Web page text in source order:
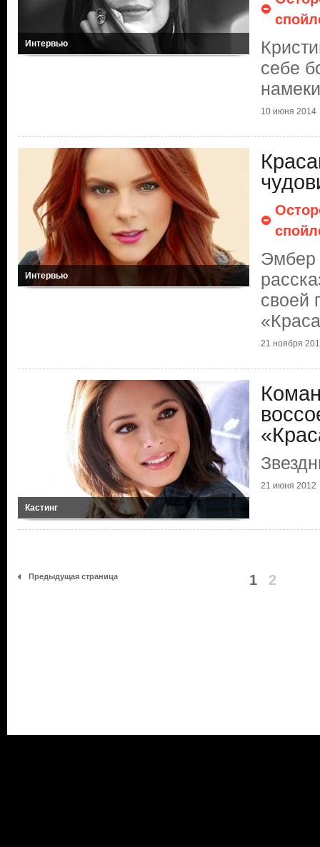
Интервью
себе
намеки
10 июня 2014
Интервью
Эмбер
своей
21 ноября
Кастинг
21 июня 2012
Предыдущая страница 1 2